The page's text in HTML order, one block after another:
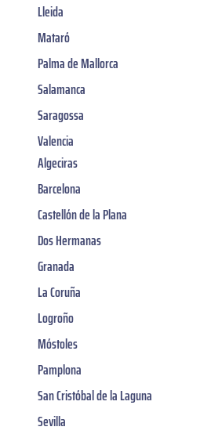
Lleida
Mataró
Palma de Mallorca
Salamanca
Saragossa
Valencia
Algeciras
Barcelona
Castellón de la Plana
Dos Hermanas
Granada
La Coruña
Logroño
Móstoles
Pamplona
San Cristóbal de la Laguna
Sevilla